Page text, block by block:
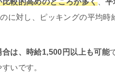
比較的高めのところが多く、平
に対し、ピッキングの平均時
は、時給1,500円以上も可能
いです。